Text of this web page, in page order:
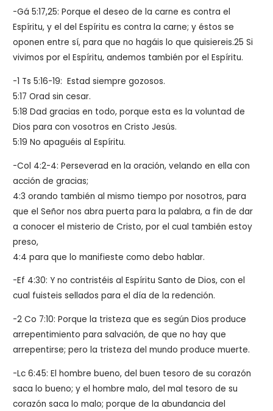
-Gá 5:17,25: Porque el deseo de la carne es contra el
Espíritu, y el del Espíritu es contra la carne; y éstos se
oponen entre sí, para que no hagáis lo que quisiereis.25 Si
vivimos por el Espíritu, andemos también por el Espíritu.
-1 Ts 5:16-19: Estad siempre gozosos.
5:17 Orad sin cesar.
5:18 Dad gracias en todo, porque esta es la voluntad de
Dios para con vosotros en Cristo Jesús.
5:19 No apaguéis al Espíritu.
-Col 4:2-4: Perseverad en la oración, velando en ella con
acción de gracias;
4:3 orando también al mismo tiempo por nosotros, para
que el Señor nos abra puerta para la palabra, a fin de dar
a conocer el misterio de Cristo, por el cual también estoy
preso,
4:4 para que lo manifieste como debo hablar.
-Ef 4:30: Y no contristéis al Espíritu Santo de Dios, con el
cual fuisteis sellados para el día de la redención.
-2 Co 7:10: Porque la tristeza que es según Dios produce
arrepentimiento para salvación, de que no hay que
arrepentirse; pero la tristeza del mundo produce muerte.
-Lc 6:45: El hombre bueno, del buen tesoro de su corazón
saca lo bueno; y el hombre malo, del mal tesoro de su
corazón saca lo malo; porque de la abundancia del